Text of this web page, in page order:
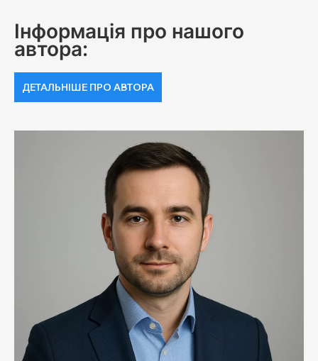
Інформація про нашого
автора:
ДЕТАЛЬНІШЕ ПРО АВТОРА